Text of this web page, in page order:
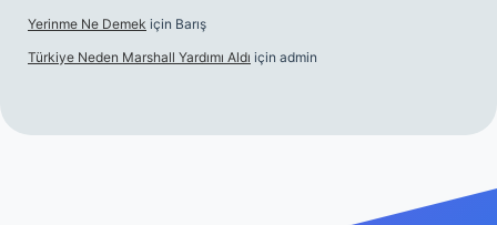
Yerinme Ne Demek için Barış
Türkiye Neden Marshall Yardımı Aldı için admin
hiltonbet yeni giriş